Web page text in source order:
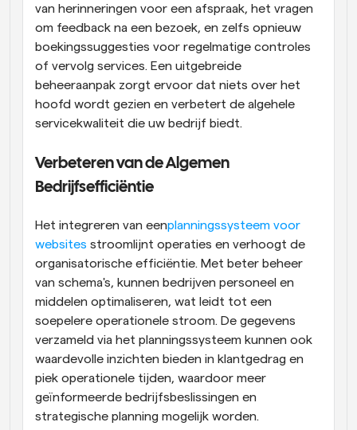
van herinneringen voor een afspraak, het vragen
om feedback na een bezoek, en zelfs opnieuw
boekingssuggesties voor regelmatige controles
of vervolg services. Een uitgebreide
beheeraanpak zorgt ervoor dat niets over het
hoofd wordt gezien en verbetert de algehele
servicekwaliteit die uw bedrijf biedt.
Verbeteren van de Algemen
Bedrijfsefficiëntie
Het integreren van eenplanningssysteem voor
websites stroomlijnt operaties en verhoogt de
organisatorische efficiëntie. Met beter beheer
van schema's, kunnen bedrijven personeel en
middelen optimaliseren, wat leidt tot een
soepelere operationele stroom. De gegevens
verzameld via het planningssysteem kunnen ook
waardevolle inzichten bieden in klantgedrag en
piek operationele tijden, waardoor meer
geïnformeerde bedrijfsbeslissingen en
strategische planning mogelijk worden.